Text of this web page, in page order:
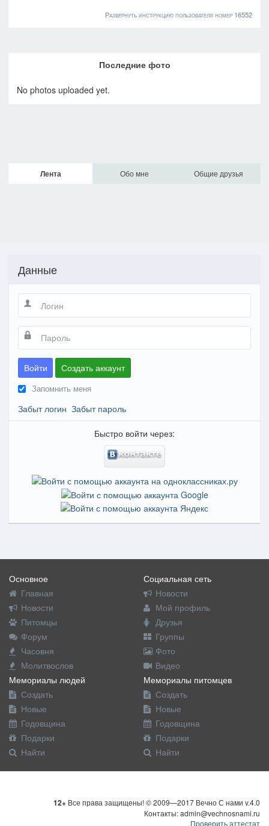
Развернуть инструкцию пользователя номер 16552
Последние фото
No photos uploaded yet.
Лента Обо мне Общие друзья
Данные
Войти Создать аккаунт
Запомнить меня
Забыт логин Забыт пароль
Быстро войти через:
Основное
Главная
Новости
Питомцы
Форум
Часовня
Молитвослов
Социальная сеть
Новости
Мой профиль
Друзья
Группы
Фото
Видео
Мемориалы людей
Создать
Новые
Годовщина
Подарки
Найти
Мемориалы питомцев
Создать
Новые
Годовщина
Подарки
Найти
12+ Все права защищены! © 2009—2017 Вечно С нами v.4.0
Контакты: admin@vechnosnami.ru
Проверить аттестат